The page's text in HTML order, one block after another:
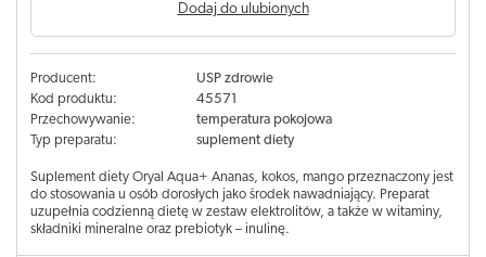
Dodaj do ulubionych
Producent:
USP zdrowie
Kod produktu:
45571
Przechowywanie:
temperatura pokojowa
Typ preparatu:
suplement diety
Suplement diety Oryal Aqua+ Ananas, kokos, mango przeznaczony jest
do stosowania u osób dorosłych jako środek nawadniający. Preparat
uzupełnia codzienną dietę w zestaw elektrolitów, a także w witaminy,
składniki mineralne oraz prebiotyk – inulinę.